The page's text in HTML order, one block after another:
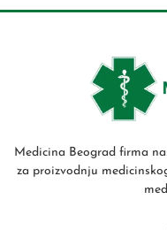
Medicina Beograd firma
za proizvodnju